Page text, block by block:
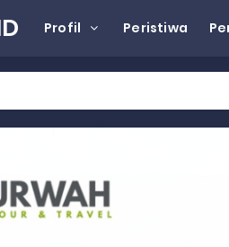
Profil Peristiwa
Penguatan Kapasitas Dai
Hunian Tetap KARTA untuk